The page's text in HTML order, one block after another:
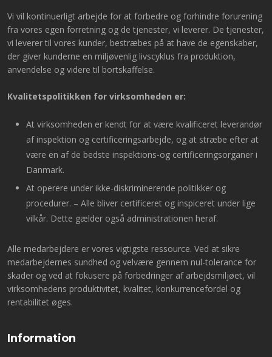
Vi vil kontinuerligt arbejde for at forbedre og forhindre forurening
fra vores egen forretning og de tjenester, vi leverer. De tjenester,
vi leverer til vores kunder, bestræbes på at have de egenskaber,
der giver kunderne en miljøvenlig livscyklus fra produktion,
anvendelse og videre til bortskaffelse.
Kvalitetspolitikken for virksomheden er:
At virksomheden er kendt for at være kvalificeret leverandør
af inspektion og certificeringsarbejde, og at stræbe efter at
være en af de bedste inspektions-og certificeringsorganer i
Danmark.
At operere under ikke-diskriminerende politikker og
procedurer. – Alle bliver certificeret og inspiceret under lige
vilkår. Dette gælder også administrationen heraf.
Alle medarbejdere er vores vigtigste ressource. Ved at sikre
medarbejdernes sundhed og velvære gennem nul-tolerance for
skader og ved at fokusere på forbedringer af arbejdsmiljøet, vil
virksomhedens produktivitet, kvalitet, konkurrencefordel og
rentabilitet øges.
Information